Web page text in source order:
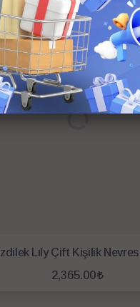
Kargo
Kargo
Ödeme
2,365.00